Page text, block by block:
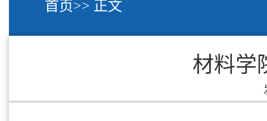
首页>> 正文
材料学